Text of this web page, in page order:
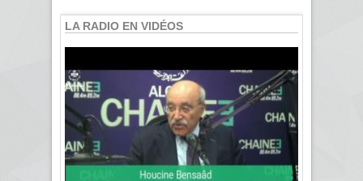
LA RADIO EN VIDÉOS